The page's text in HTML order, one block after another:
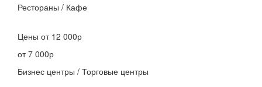
Рестораны / Кафе
Цены от 12 000р
от 7 000р
Бизнес центры / Торговые центры